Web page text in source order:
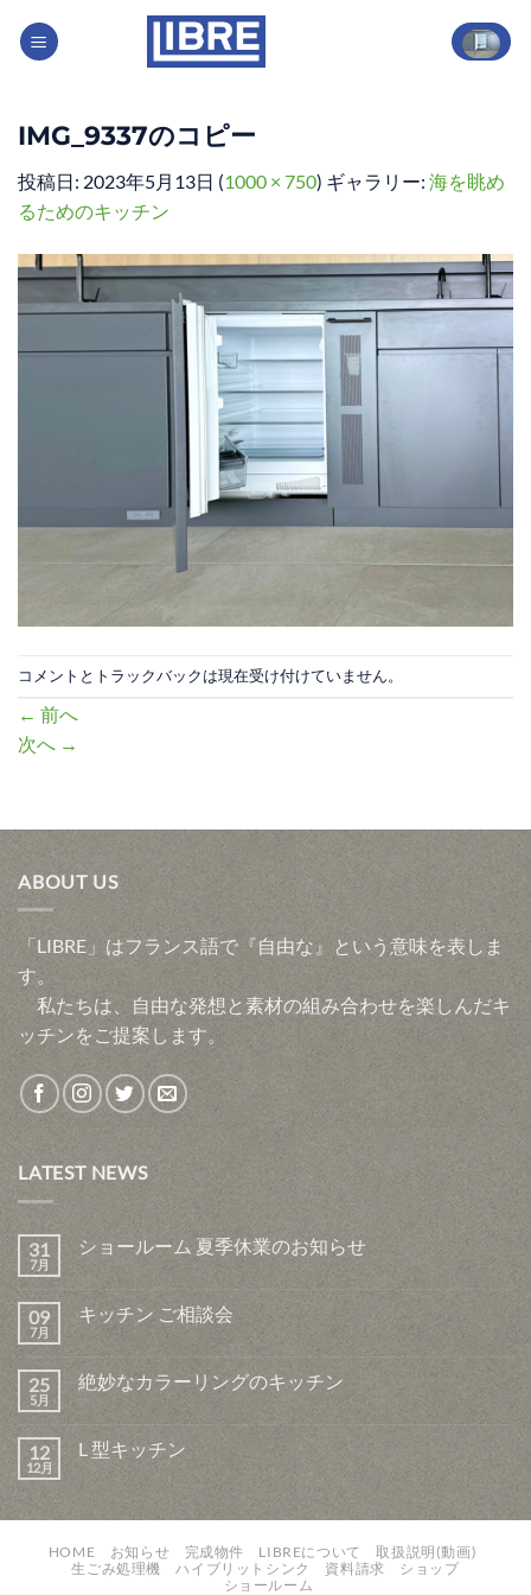
IMG_9337のコピー
投稿日: 2023年5月13日 (1000 × 750) ギャラリー: 海を眺め
るためのキッチン
コメントとトラックバックは現在受け付けていません。
← 前へ
次へ →
ABOUT US
「LIBRE」はフランス語で『自由な』という意味を表しま
す。
私たちは、自由な発想と素材の組み合わせを楽しんだキ
ッチンをご提案します。
LATEST NEWS
31
7月
ショールーム 夏季休業のお知らせ
09
7月
キッチン ご相談会
25
5月
絶妙なカラーリングのキッチン
12
12月
L 型キッチン
HOME お知らせ 完成物件 LIBREについて
取扱説明(動画)
生ごみ処理機
ハイブリットシンク 資料請求
ショップ
ショールーム